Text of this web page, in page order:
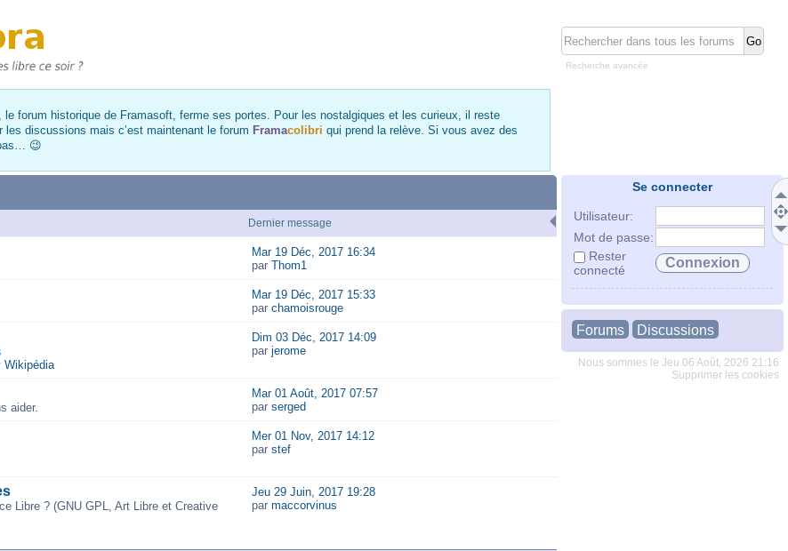
Recherche avancée
le forum historique de Framasoft, ferme ses portes. Pour les nostalgiques et les curieux, il reste
discussions mais c’est maintenant le forum Framacolibri qui prend la relève. Si vous avez des
😉
Se connecter
Utilisateur:
Mot de passe:
Rester
connecté
Forums Discussions
Nous sommes le Jeu 06 Août, 2026 21:16
Supprimer les cookies
Dernier message
Mar 19 Déc, 2017 16:34
par Thom1
Mar 19 Déc, 2017 15:33
par chamoisrouge
Wikipédia
Dim 03 Déc, 2017 14:09
par jerome
aider.
Mar 01 Août, 2017 07:57
par serged
Mer 01 Nov, 2017 14:12
par stef
Libre ? (GNU GPL, Art Libre et Creative
Jeu 29 Juin, 2017 19:28
par maccorvinus